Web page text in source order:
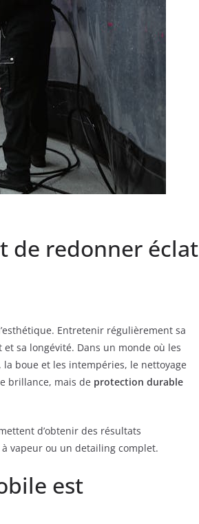
de redonner éclat
Entretenir régulièrement sa
sa longévité. Dans un monde où les
boue et les intempéries, le nettoyage
brillance, mais de protection durable
d’obtenir des résultats
vapeur ou un detailing complet.
est